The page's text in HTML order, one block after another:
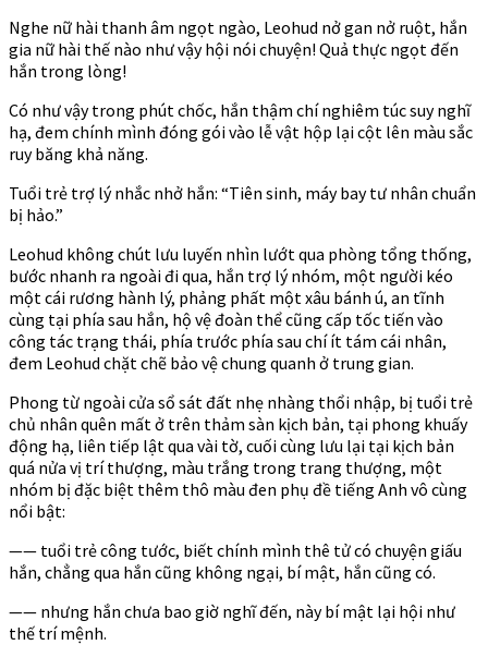
Nghe nữ hài thanh âm ngọt ngào, Leohud nở gan nở ruột, hắn
gia nữ hài thế nào như vậy hội nói chuyện! Quả thực ngọt đến
hắn trong lòng!
Có như vậy trong phút chốc, hắn thậm chí nghiêm túc suy nghĩ
hạ, đem chính mình đóng gói vào lễ vật hộp lại cột lên màu sắc
ruy băng khả năng.
Tuổi trẻ trợ lý nhắc nhở hắn: “Tiên sinh, máy bay tư nhân chuẩn
bị hảo.”
Leohud không chút lưu luyến nhìn lướt qua phòng tổng thống,
bước nhanh ra ngoài đi qua, hắn trợ lý nhóm, một người kéo
một cái rương hành lý, phảng phất một xâu bánh ú, an tĩnh
cùng tại phía sau hắn, hộ vệ đoàn thể cũng cấp tốc tiến vào
công tác trạng thái, phía trước phía sau chí ít tám cái nhân,
đem Leohud chặt chẽ bảo vệ chung quanh ở trung gian.
Phong từ ngoài cửa sổ sát đất nhẹ nhàng thổi nhập, bị tuổi trẻ
chủ nhân quên mất ở trên thảm sàn kịch bản, tại phong khuấy
động hạ, liên tiếp lật qua vài tờ, cuối cùng lưu lại tại kịch bản
quá nửa vị trí thượng, màu trắng trong trang thượng, một
nhóm bị đặc biệt thêm thô màu đen phụ đề tiếng Anh vô cùng
nổi bật:
—— tuổi trẻ công tước, biết chính mình thê tử có chuyện giấu
hắn, chẳng qua hắn cũng không ngại, bí mật, hắn cũng có.
—— nhưng hắn chưa bao giờ nghĩ đến, này bí mật lại hội như
thế trí mệnh.